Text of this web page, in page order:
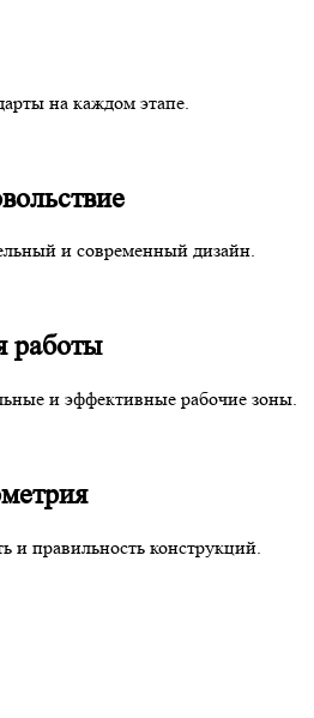
на каждом этапе.
и современный дизайн.
работы
и эффективные рабочие зоны.
и правильность конструкций.